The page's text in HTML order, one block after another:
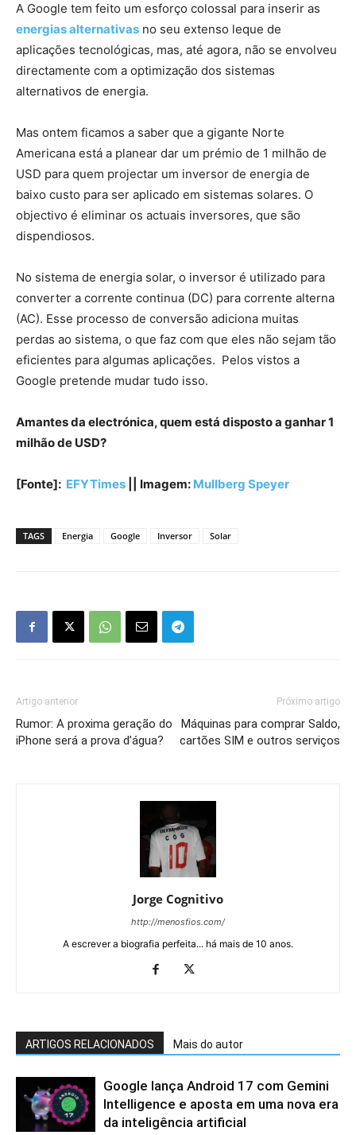
A Google tem feito um esforço colossal para inserir as
energias alternativas no seu extenso leque de
aplicações tecnológicas, mas, até agora, não se envolveu
directamente com a optimização dos sistemas
alternativos de energia.
Mas ontem ficamos a saber que a gigante Norte
Americana está a planear dar um prémio de 1 milhão de
USD para quem projectar um inversor de energia de
baixo custo para ser aplicado em sistemas solares. O
objectivo é eliminar os actuais inversores, que são
dispendiosos.
No sistema de energia solar, o inversor é utilizado para
converter a corrente continua (DC) para corrente alterna
(AC). Esse processo de conversão adiciona muitas
perdas ao sistema, o que faz com que eles não sejam tão
eficientes para algumas aplicações. Pelos vistos a
Google pretende mudar tudo isso.
Amantes da electrónica, quem está disposto a ganhar 1
milhão de USD?
[Fonte]: EFYTimes || Imagem: Mullberg Speyer
TAGS Energia Google Inversor Solar
Artigo anterior
Rumor: A proxima geração do
iPhone será a prova d’água?
Próximo artigo
Máquinas para comprar Saldo,
cartões SIM e outros serviços
Jorge Cognitivo
http://menosfios.com/
A escrever a biografia perfeita... há mais de 10 anos.
ARTIGOS RELACIONADOS Mais do autor
Google lança Android 17 com Gemini
Intelligence e aposta em uma nova era
da inteligência artificial